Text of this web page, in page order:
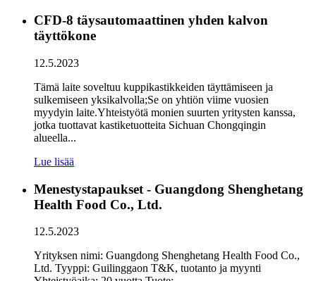
CFD-8 täysautomaattinen yhden kalvon
täyttökone
12.5.2023
Tämä laite soveltuu kuppikastikkeiden täyttämiseen ja
sulkemiseen yksikalvolla;Se on yhtiön viime vuosien
myydyin laite.Yhteistyötä monien suurten yritysten kanssa,
jotka tuottavat kastiketuotteita Sichuan Chongqingin
alueella...
Lue lisää
Menestystapaukset - Guangdong Shenghetang
Health Food Co., Ltd.
12.5.2023
Yrityksen nimi: Guangdong Shenghetang Health Food Co.,
Ltd. Tyyppi: Guilinggaon T&K, tuotanto ja myynti